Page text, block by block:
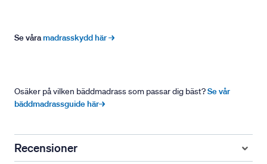
Se våramadrasskydd här →
Osäker på vilken bäddmadrass som passar dig bäst?Se vår
bäddmadrassguide här→
Recensioner